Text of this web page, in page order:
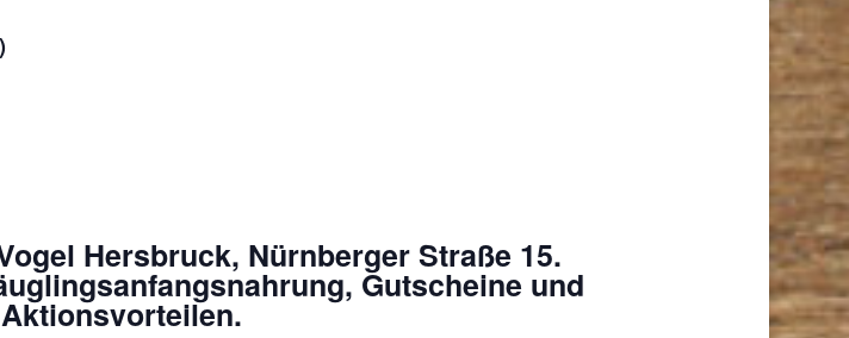
Hersbruck, Nürnberger Straße 15.
Gutscheine und